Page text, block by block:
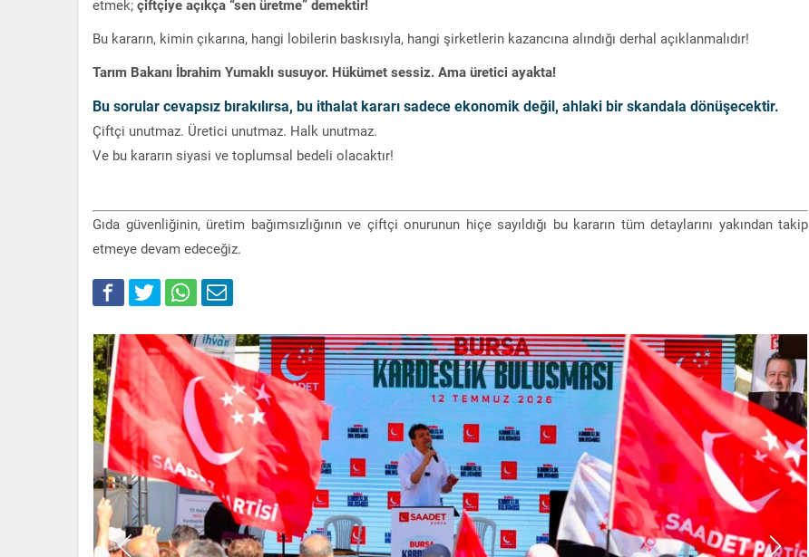
etmek; çiftçiye açıkça “sen üretme” demektir!
Bu kararın, kimin çıkarına, hangi lobilerin baskısıyla, hangi şirketlerin kazancına alındığı derhal açıklanmalıdır!
Tarım Bakanı İbrahim Yumaklı susuyor. Hükümet sessiz. Ama üretici ayakta!
Bu sorular cevapsız bırakılırsa, bu ithalat kararı sadece ekonomik değil, ahlaki bir skandala dönüşecektir.
Çiftçi unutmaz. Üretici unutmaz. Halk unutmaz.
Ve bu kararın siyasi ve toplumsal bedeli olacaktır!
Gıda güvenliğinin, üretim bağımsızlığının ve çiftçi onurunun hiçe sayıldığı bu kararın tüm detaylarını yakından takip
etmeye devam edeceğiz.